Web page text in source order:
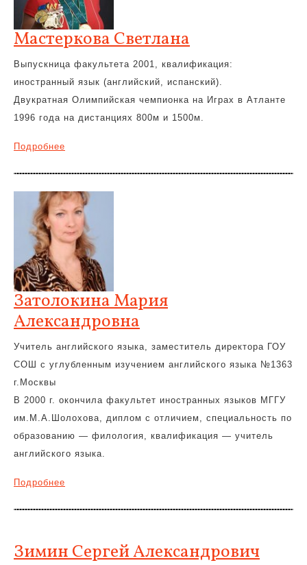
Мастеркова Светлана
Выпускница факультета 2001, квалификация:
иностранный язык (английский, испанский).
Двукратная Олимпийская чемпионка на Играх в Атланте
1996 года на дистанциях 800м и 1500м.
Подробнее
Затолокина Мария
Александровна
Учитель английского языка, заместитель директора ГОУ
СОШ с углубленным изучением английского языка №1363
г.Москвы
В 2000 г. окончила факультет иностранных языков МГГУ
им.М.А.Шолохова, диплом с отличием, специальность по
образованию — филология, квалификация — учитель
английского языка.
Подробнее
Зимин Сергей Александрович